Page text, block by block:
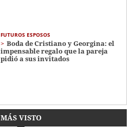
FUTUROS ESPOSOS
Boda de Cristiano y Georgina: el
impensable regalo que la pareja
pidió a sus invitados
MÁS VISTO